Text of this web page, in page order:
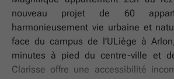
nouveau projet de 60
harmonieusement vie urbaine et
face du campus de l’ULiège à
minutes à pied du centre-ville et
Clarisse offre une accessibilité